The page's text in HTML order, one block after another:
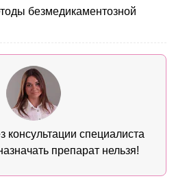
безмедикаментозной
консультации специалиста
препарат нельзя!